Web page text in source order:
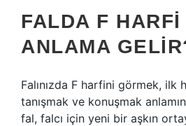
FALDA F HARFI
ANLAMA
Falınızda F harfini görmek, ilk
tanışmak ve konuşmak
fal, falcı için yeni bir aşkın